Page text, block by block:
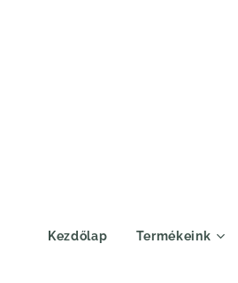
Kezdőlap Termékeink